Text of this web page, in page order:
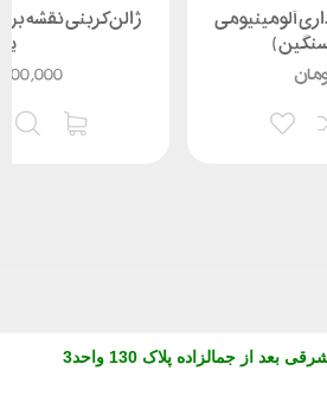
آلومینیومی
سنگین)
از جمالزاده پلاک 130 واحد3
مشاوره از طریق واتس آپ